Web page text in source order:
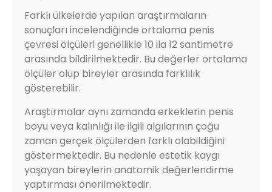
Farklı ülkelerde yapılan araştırmaların
sonuçları incelendiğinde ortalama penis
çevresi ölçüleri genellikle 10 ila 12 santimetre
arasında bildirilmektedir. Bu değerler ortalama
ölçüler olup bireyler arasında farklılık
gösterebilir.
Araştırmalar aynı zamanda erkeklerin penis
boyu veya kalınlığı ile ilgili algılarının çoğu
zaman gerçek ölçülerden farklı olabildiğini
göstermektedir. Bu nedenle estetik kaygı
yaşayan bireylerin anatomik değerlendirme
yaptırması önerilmektedir.